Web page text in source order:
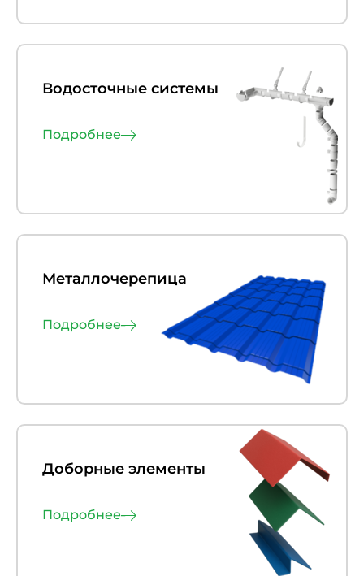
Водосточные системы
Подробнее
Металлочерепица
Подробнее
Доборные элементы
Подробнее